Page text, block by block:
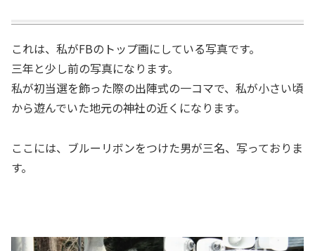
これは、私がFBのトップ画にしている写真です。
三年と少し前の写真になります。
私が初当選を飾った際の出陣式の一コマで、私が小さい頃
から遊んでいた地元の神社の近くになります。
ここには、ブルーリボンをつけた男が三名、写っておりま
す。